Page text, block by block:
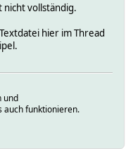
nicht vollständig.
hier im Thread
und
auch funktionieren.